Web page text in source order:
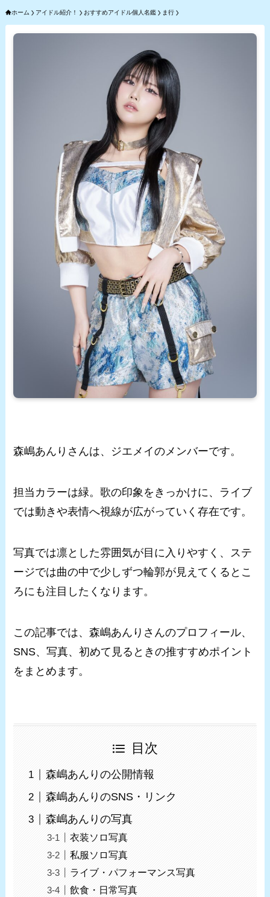
ホーム アイドル紹介！ おすすめアイドル個人名鑑 ま行
森嶋あんりさんは、ジエメイのメンバーです。
担当カラーは緑。歌の印象をきっかけに、ライブ
では動きや表情へ視線が広がっていく存在です。
写真では凛とした雰囲気が目に入りやすく、ステ
ージでは曲の中で少しずつ輪郭が見えてくるとこ
ろにも注目したくなります。
この記事では、森嶋あんりさんのプロフィール、
SNS、写真、初めて見るときの推すすめポイント
をまとめます。
目次
森嶋あんりの公開情報
森嶋あんりのSNS・リンク
森嶋あんりの写真
衣装ソロ写真
私服ソロ写真
ライブ・パフォーマンス写真
飲食・日常写真